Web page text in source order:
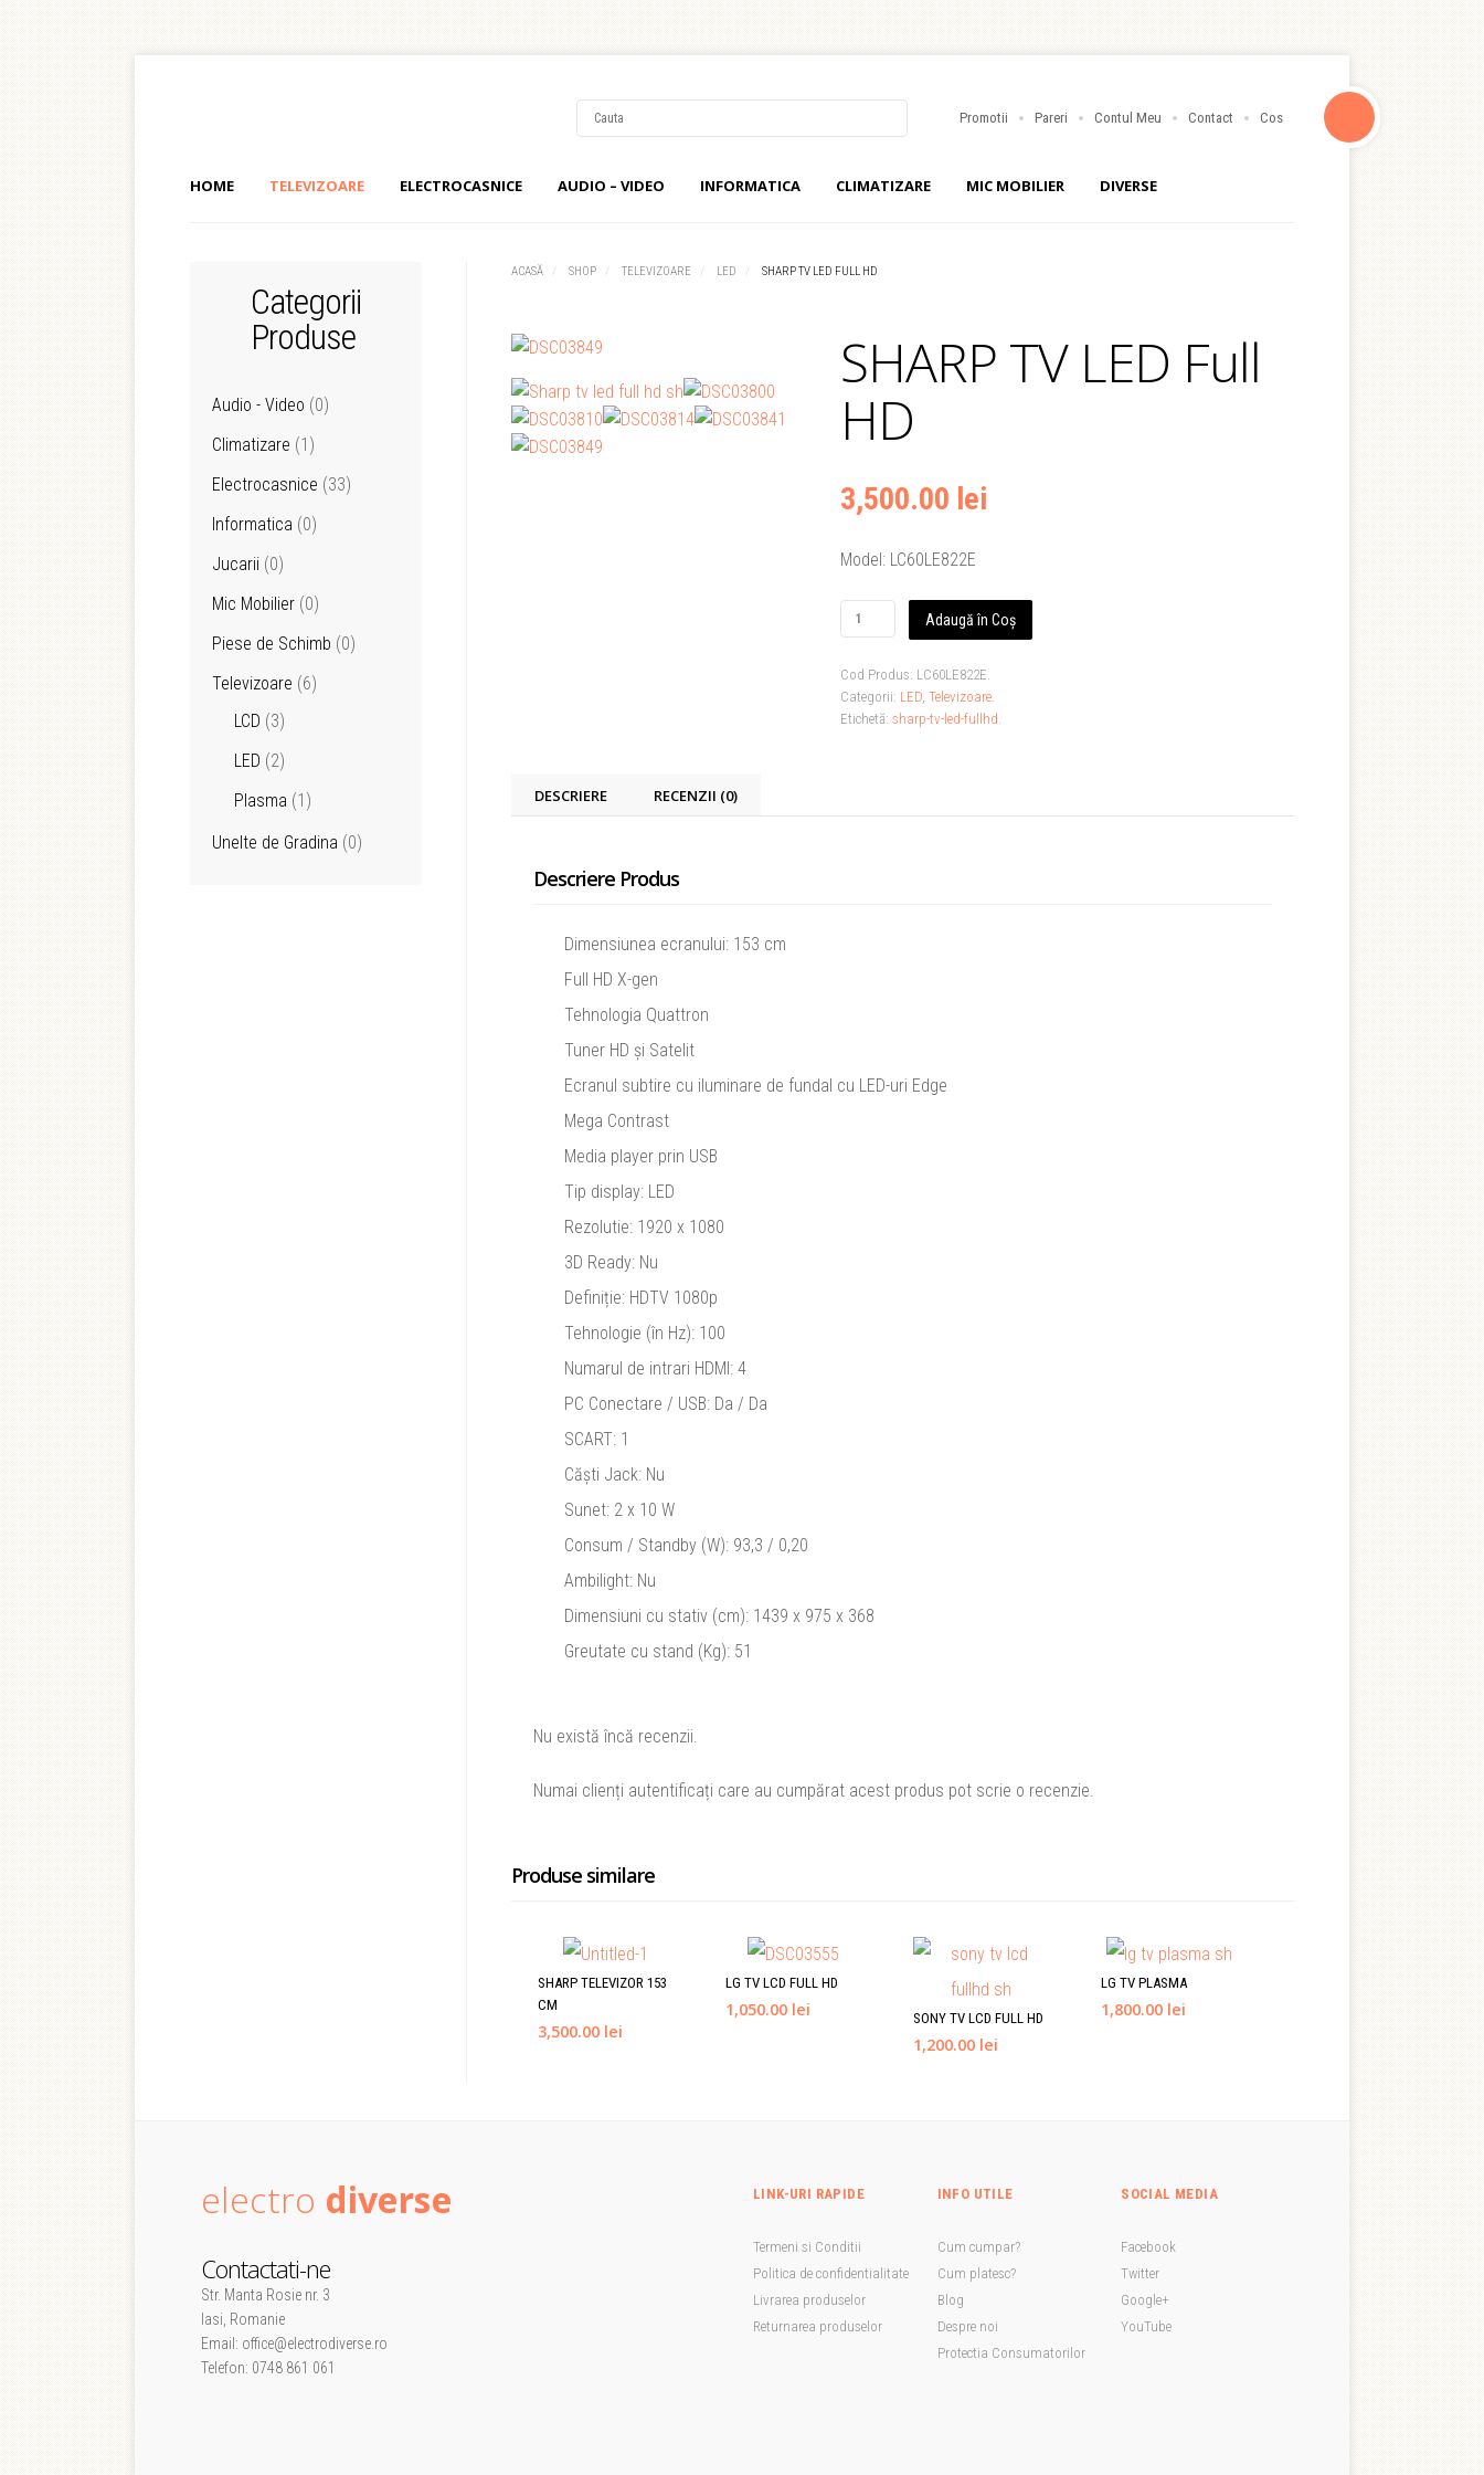
Promotii Pareri Contul Meu Contact Cos
HOME TELEVIZOARE ELECTROCASNICE AUDIO – VIDEO INFORMATICA CLIMATIZARE MIC MOBILIER DIVERSE
ACASĂ SHOP TELEVIZOARE LED SHARP TV LED FULL HD
SHARP TV LED Full
HD
3,500.00 lei
Model: LC60LE822E
Adaugă în Coș
Cod Produs: LC60LE822E.
Categorii: LED, Televizoare.
Etichetă: sharp-tv-led-fullhd.
DESCRIERE RECENZII (0)
Descriere Produs
Dimensiunea ecranului: 153 cm
Full HD X-gen
Tehnologia Quattron
Tuner HD și Satelit
Ecranul subtire cu iluminare de fundal cu LED-uri Edge
Mega Contrast
Media player prin USB
Tip display: LED
Rezolutie: 1920 x 1080
3D Ready: Nu
Definiție: HDTV 1080p
Tehnologie (în Hz): 100
Numarul de intrari HDMI: 4
PC Conectare / USB: Da / Da
SCART: 1
Căști Jack: Nu
Sunet: 2 x 10 W
Consum / Standby (W): 93,3 / 0,20
Ambilight: Nu
Dimensiuni cu stativ (cm): 1439 x 975 x 368
Greutate cu stand (Kg): 51
Nu există încă recenzii.
Numai clienți autentificați care au cumpărat acest produs pot scrie o recenzie.
Produse similare
SHARP TELEVIZOR 153
CM
3,500.00 lei
LG TV LCD FULL HD
1,050.00 lei SONY TV LCD FULL HD
1,200.00 lei
LG TV PLASMA
1,800.00 lei
Categorii
Produse
Audio - Video (0)
Climatizare (1)
Electrocasnice (33)
Informatica (0)
Jucarii (0)
Mic Mobilier (0)
Piese de Schimb (0)
Televizoare (6)
LCD (3)
LED (2)
Plasma (1)
Unelte de Gradina (0)
electro diverse
Contactati-ne
Str. Manta Rosie nr. 3
Iasi, Romanie
Email: office@electrodiverse.ro
Telefon: 0748 861 061
LINK-URI RAPIDE
Termeni si Conditii
Politica de confidentialitate
Livrarea produselor
Returnarea produselor
INFO UTILE
Cum cumpar?
Cum platesc?
Blog
Despre noi
Protectia Consumatorilor
SOCIAL MEDIA
Facebook
Twitter
Google+
YouTube